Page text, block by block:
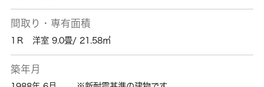
間取り・専有面積
1Ｒ 洋室 9.0畳/ 21.58㎡
築年月